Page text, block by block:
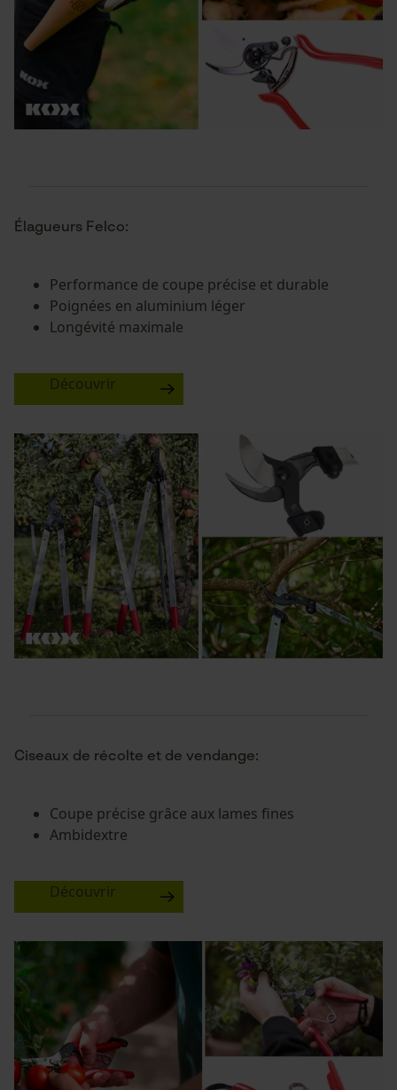
Élagueurs Felco:
Performance de coupe précise et durable
Poignées en aluminium léger
Longévité maximale
Découvrir
Ciseaux de récolte et de vendange:
Coupe précise grâce aux lames fines
Ambidextre
Découvrir